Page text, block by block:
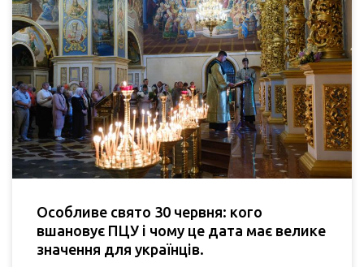
Особливе свято 30 червня: кого
вшановує ПЦУ і чому це дата має велике
значення для українців.